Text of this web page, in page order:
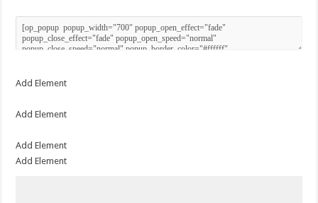
Add Element
Add Element
Add Element
Add Element